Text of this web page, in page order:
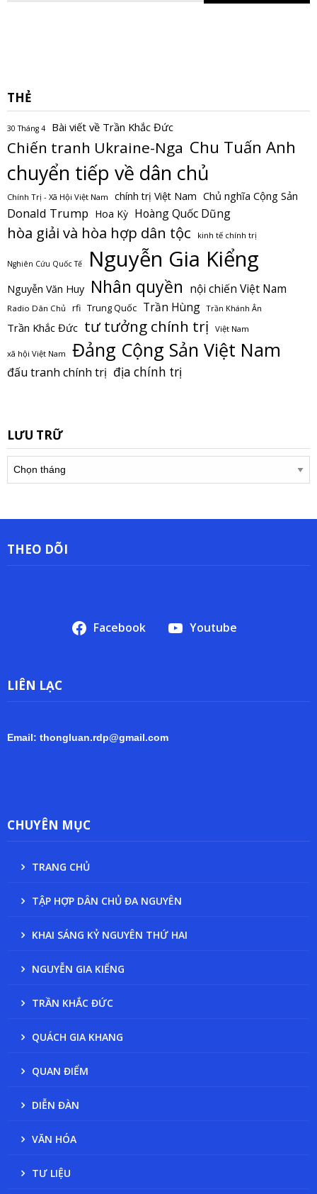
THẺ
30 Tháng 4 Bài viết về Trần Khắc Đức
Chiến tranh Ukraine-Nga Chu Tuấn Anh
chuyển tiếp về dân chủ
Chính Trị - Xã Hội Việt Nam chính trị Việt Nam Chủ nghĩa Cộng Sản
Donald Trump Hoa Kỳ Hoàng Quốc Dũng
hòa giải và hòa hợp dân tộc kinh tế chính trị
Nghiên Cứu Quốc Tế Nguyễn Gia Kiểng
Nguyễn Văn Huy Nhân quyền nội chiến Việt Nam
Radio Dân Chủ rfi Trung Quốc Trần Hùng Trần Khánh Ân
Trần Khắc Đức tư tưởng chính trị Việt Nam
xã hội Việt Nam Đảng Cộng Sản Việt Nam
đấu tranh chính trị địa chính trị
LƯU TRỮ
trữ
THEO DÕI
Facebook Youtube
LIÊN LẠC
Email: thongluan.rdp@gmail.com
CHUYÊN MỤC
TRANG CHỦ
TẬP HỢP DÂN CHỦ ĐA NGUYÊN
KHAI SÁNG KỶ NGUYÊN THỨ HAI
NGUYỄN GIA KIỂNG
TRẦN KHẮC ĐỨC
QUÁCH GIA KHANG
QUAN ĐIỂM
DIỄN ĐÀN
VĂN HÓA
TƯ LIỆU